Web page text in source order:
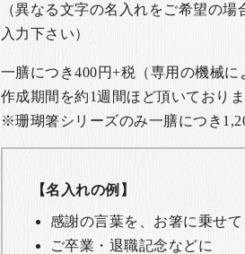
（異なる文字の名入れをご希望の
入力下さい）
一膳につき400円+税（専用の機械に
作成期間を約1週間ほど頂いておりま
※珊瑚箸シリーズのみ一膳につき
【名入れの例】
感謝の言葉を、お箸に乗せて
ご卒業・退職記念などに